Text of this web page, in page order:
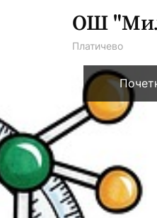
ОШ
Платичево